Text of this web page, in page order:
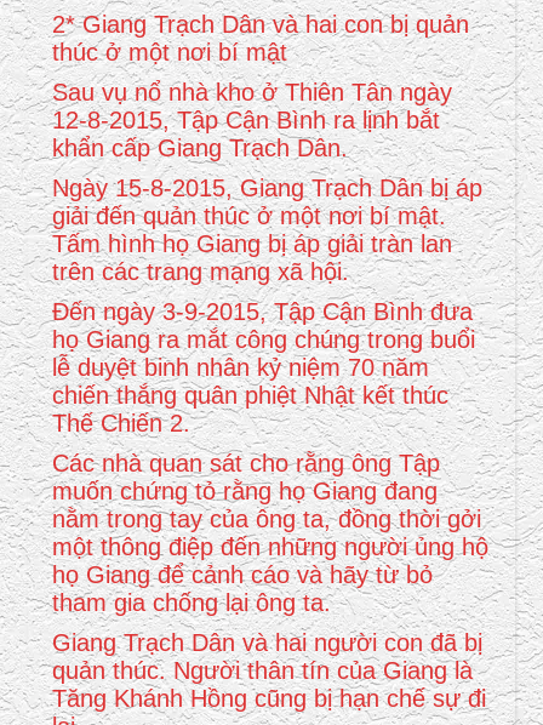
2* Giang Trạch Dân và hai con bị quản
thúc ở một nơi bí mật
Sau vụ nổ nhà kho ở Thiên Tân ngày
12-8-2015, Tập Cận Bình ra lịnh bắt
khẩn cấp Giang Trạch Dân.
Ngày 15-8-2015, Giang Trạch Dân bị áp
giải đến quản thúc ở một nơi bí mật.
Tấm hình họ Giang bị áp giải tràn lan
trên các trang mạng xã hội.
Đến ngày 3-9-2015, Tập Cận Bình đưa
họ Giang ra mắt công chúng trong buổi
lễ duyệt binh nhân kỷ niệm 70 năm
chiến thắng quân phiệt Nhật kết thúc
Thế Chiến 2.
Các nhà quan sát cho rằng ông Tập
muốn chứng tỏ rằng họ Giang đang
nằm trong tay của ông ta, đồng thời gởi
một thông điệp đến những người ủng hộ
họ Giang để cảnh cáo và hãy từ bỏ
tham gia chống lại ông ta.
Giang Trạch Dân và hai người con đã bị
quản thúc. Người thân tín của Giang là
Tăng Khánh Hồng cũng bị hạn chế sự đi